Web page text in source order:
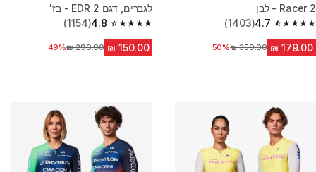
Racer 2 - לבן
4.7
4.7 out of 5 stars from 1403 reviews
(1403)
מחיר לפני הנחה
50%
לגברים, דגם EDR 2 - בז'
4.8
4.8 out of 5 stars from 1154 reviews
(1154)
מחיר לפני הנחה
49%